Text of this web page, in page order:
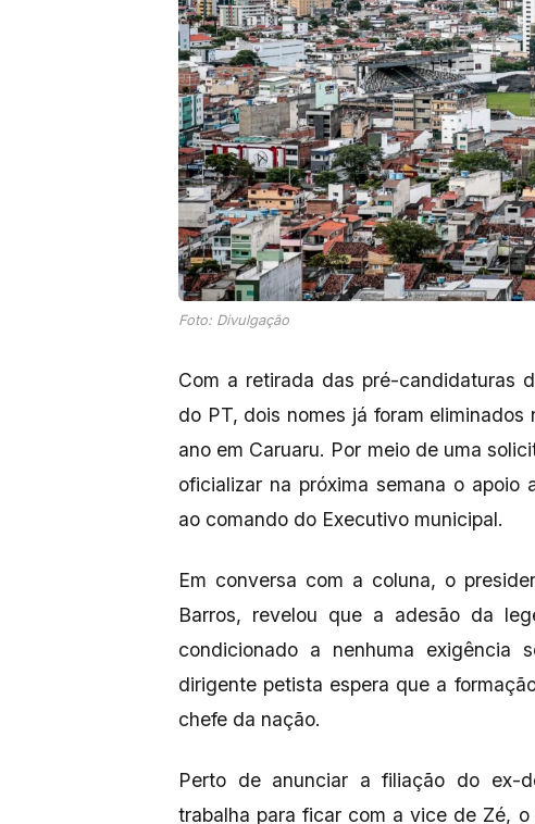
Foto: Divulgação
Com a retirada das pré-candidaturas
do PT, dois nomes já foram
ano em Caruaru. Por meio de uma
oficializar na próxima semana o
ao comando do Executivo municipal.
Em conversa com a coluna, o
Barros, revelou que a adesão da
condicionado a nenhuma
dirigente petista espera que a
chefe da nação.
Perto de anunciar a filiação do ex-
trabalha para ficar com a vice de Zé,